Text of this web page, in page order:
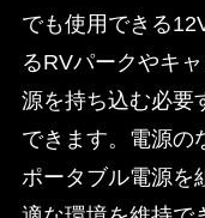
でも使用できる
るRVパークやキ
源を持ち込む必要
できます。電源の
ポータブル電源を